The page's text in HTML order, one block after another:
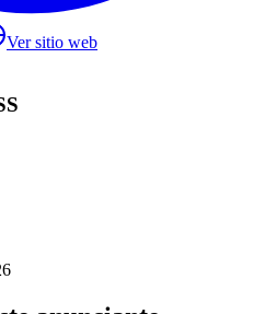
Ver sitio web